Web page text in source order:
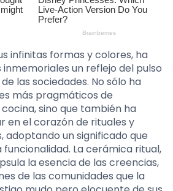
infinitas formas y colores, ha
un reflejo del pulso
las sociedades. No sólo ha
más pragmáticos de
sino que también ha
en el corazón de rituales y
adoptando un significado que
La cerámica ritual,
la esencia de las creencias,
de las comunidades que la